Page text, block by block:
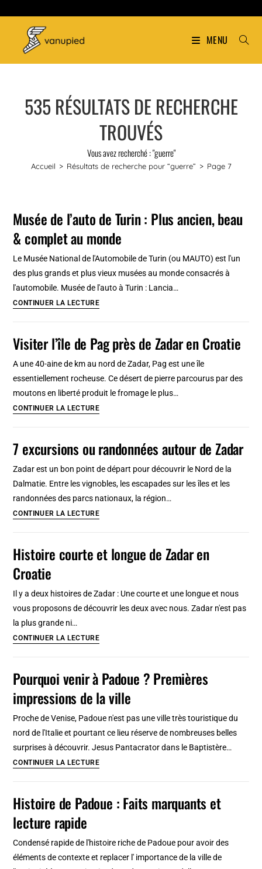
MENU
535RÉSULTATS DE RECHERCHE
TROUVÉS
Vous avez recherché : "guerre"
Accueil > Résultats de recherche pour“guerre” > Page 7
Musée de l’auto de Turin : Plus ancien, beau
& complet au monde
Le Musée National de l'Automobile de Turin (ou MAUTO) est l'un
des plus grands et plus vieux musées au monde consacrés à
l'automobile. Musée de l'auto à Turin : Lancia…
CONTINUER LA LECTUREMusée
de
Turin :
Plus
ancien,
beau
au
Visiter l’île de Pag près de Zadar en Croatie
A une 40-aine de km au nord de Zadar, Pag est une île
essentiellement rocheuse. Ce désert de pierre parcourus par des
moutons en liberté produit le fromage le plus…
CONTINUER LA LECTUREVisiter
Pag
près
de
Zadar
en
7 excursions ou randonnées autour de Zadar
Zadar est un bon point de départ pour découvrir le Nord de la
Dalmatie. Entre les vignobles, les escapades sur les îles et les
randonnées des parcs nationaux, la région…
CONTINUER LA LECTURE7
randonnées
Histoire courte et longue de Zadar en
Croatie
Il y a deux histoires de Zadar : Une courte et une longue et nous
vous proposons de découvrir les deux avec nous. Zadar n'est pas
la plus grande ni…
CONTINUER LA LECTUREHistoire
longue
de
Pourquoi venir à Padoue ? Premières
impressions de la ville
Proche de Venise, Padoue n'est pas une ville très touristique du
nord de l'Italie et pourtant ce lieu réserve de nombreuses belles
surprises à découvrir. Jesus Pantacrator dans le Baptistère…
CONTINUER LA LECTUREPourquoi
Padoue
de
Histoire de Padoue : Faits marquants et
lecture rapide
Condensé rapide de l'histoire riche de Padoue pour avoir des
éléments de contexte et replacer l' importance de la ville de